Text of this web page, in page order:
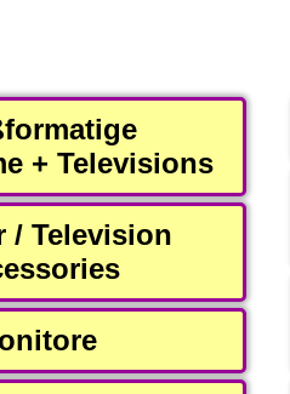
+ Televisions
/ Television